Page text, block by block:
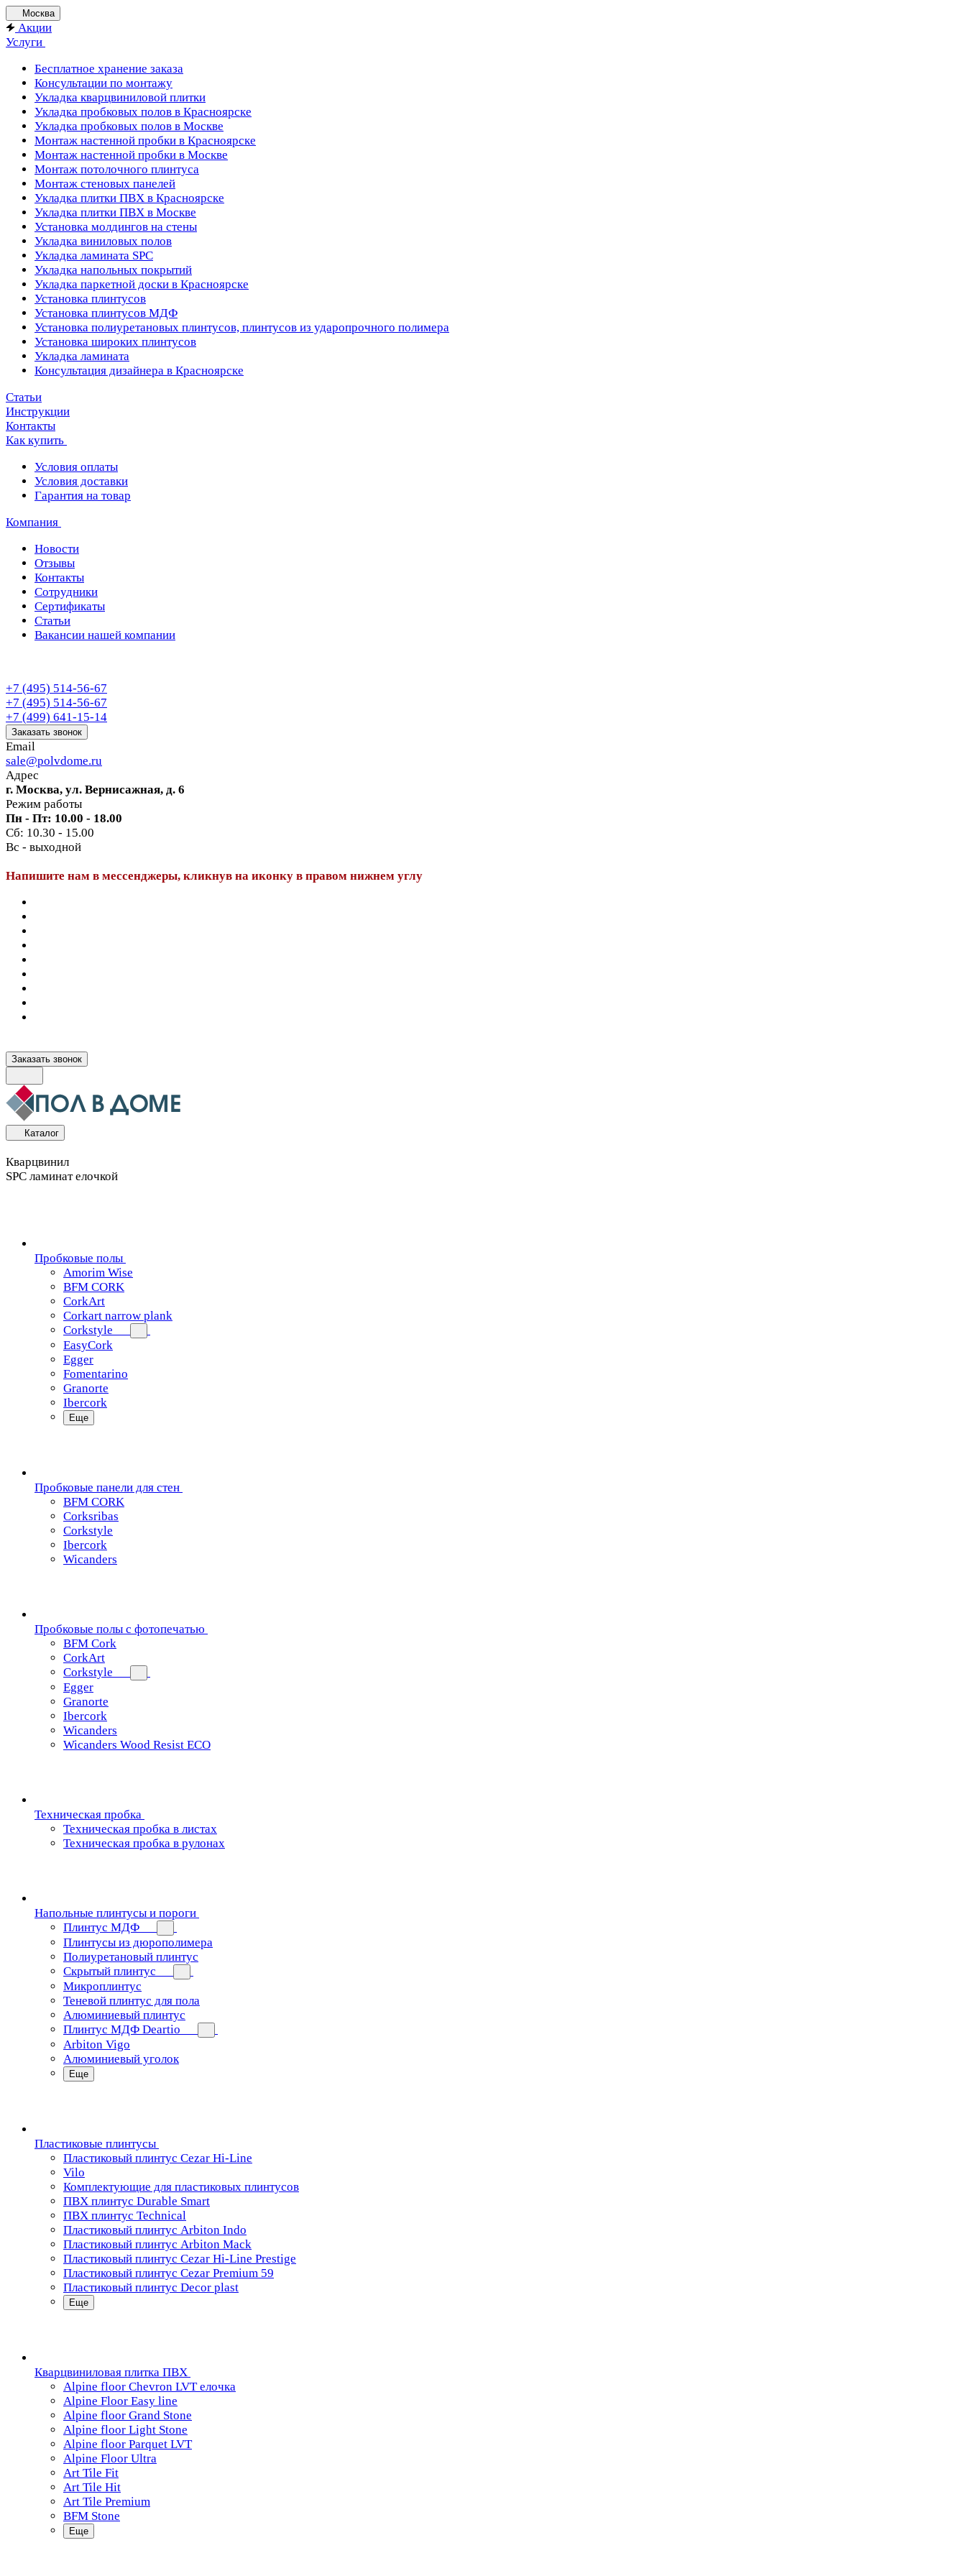
Москва
Акции
Услуги
Бесплатное хранение заказа
Консультации по монтажу
Укладка кварцвиниловой плитки
Укладка пробковых полов в Красноярске
Укладка пробковых полов в Москве
Монтаж настенной пробки в Красноярске
Монтаж настенной пробки в Москве
Монтаж потолочного плинтуса
Монтаж стеновых панелей
Укладка плитки ПВХ в Красноярске
Укладка плитки ПВХ в Москве
Установка молдингов на стены
Укладка виниловых полов
Укладка ламината SPC
Укладка напольных покрытий
Укладка паркетной доски в Красноярске
Установка плинтусов
Установка плинтусов МДФ
Установка полиуретановых плинтусов, плинтусов из ударопрочного полимера
Установка широких плинтусов
Укладка ламината
Консультация дизайнера в Красноярске
Статьи
Инструкции
Контакты
Как купить
Условия оплаты
Условия доставки
Гарантия на товар
Компания
Новости
Отзывы
Контакты
Сотрудники
Сертификаты
Статьи
Вакансии нашей компании
+7 (495) 514-56-67
+7 (495) 514-56-67
+7 (499) 641-15-14
Заказать звонок
Email
sale@polvdome.ru
Адрес
г. Москва, ул. Вернисажная, д. 6
Режим работы
Пн - Пт: 10.00 - 18.00
Сб: 10.30 - 15.00
Вс - выходной
Напишите нам в мессенджеры, кликнув на иконку в правом нижнем углу
Заказать звонок
Каталог
Кварцвинил
SPC ламинат елочкой
Пробковые полы
Amorim Wise
BFM CORK
CorkArt
Corkart narrow plank
Corkstyle
EasyCork
Egger
Fomentarino
Granorte
Ibercork
Еще
Пробковые панели для стен
BFM CORK
Corksribas
Corkstyle
Ibercork
Wicanders
Пробковые полы с фотопечатью
BFM Cork
CorkArt
Corkstyle
Egger
Granorte
Ibercork
Wicanders
Wicanders Wood Resist ECO
Техническая пробка
Техническая пробка в листах
Техническая пробка в рулонах
Напольные плинтусы и пороги
Плинтус МДФ
Плинтусы из дюрополимера
Полиуретановый плинтус
Скрытый плинтус
Микроплинтус
Теневой плинтус для пола
Алюминиевый плинтус
Плинтус МДФ Deartio
Arbiton Vigo
Алюминиевый уголок
Еще
Пластиковые плинтусы
Пластиковый плинтус Cezar Hi-Line
Vilo
Комплектующие для пластиковых плинтусов
ПВХ плинтус Durable Smart
ПВХ плинтус Technical
Пластиковый плинтус Arbiton Indo
Пластиковый плинтус Arbiton Mack
Пластиковый плинтус Cezar Hi-Line Prestige
Пластиковый плинтус Cezar Premium 59
Пластиковый плинтус Decor plast
Еще
Кварцвиниловая плитка ПВХ
Alpine floor Chevron LVT елочка
Alpine Floor Easy line
Alpine floor Grand Stone
Alpine floor Light Stone
Alpine floor Parquet LVT
Alpine Floor Ultra
Art Tile Fit
Art Tile Hit
Art Tile Premium
BFM Stone
Еще